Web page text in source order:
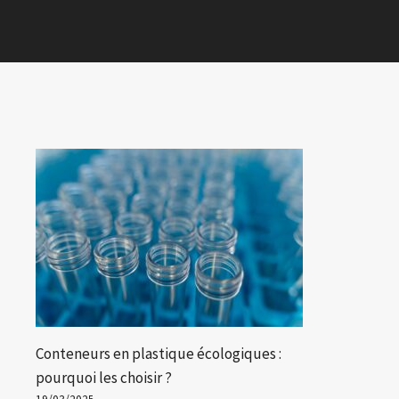
Conteneurs en plastique écologiques :
pourquoi les choisir ?